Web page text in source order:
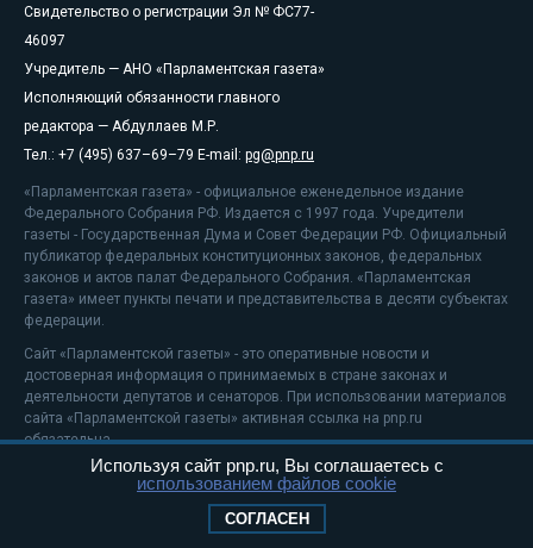
Свидетельство о регистрации Эл № ФС77-
46097
Учредитель — АНО «Парламентская газета»
Исполняющий обязанности главного
редактора — Абдуллаев М.Р.
Тел.: +7 (495) 637–69–79 E-mail: pg@pnp.ru
«Парламентская газета» - официальное еженедельное издание
Федерального Собрания РФ. Издается с 1997 года. Учредители
газеты - Государственная Дума и Совет Федерации РФ. Официальный
публикатор федеральных конституционных законов, федеральных
законов и актов палат Федерального Собрания. «Парламентская
газета» имеет пункты печати и представительства в десяти субъектах
федерации.
Сайт «Парламентской газеты» - это оперативные новости и
достоверная информация о принимаемых в стране законах и
деятельности депутатов и сенаторов. При использовании материалов
сайта «Парламентской газеты» активная ссылка на pnp.ru
обязательна.
На информационном ресурсе применяютсярекомендательные
Положение о защите персональных данных
Используя сайт pnp.ru, Вы соглашаетесь с
использованием файлов cookie
СОГЛАСЕН